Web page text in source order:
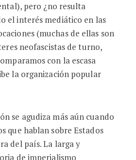
pero ¿no resulta
el interés mediático en las
(muchas de ellas son
neofascistas de turno,
con la escasa
la organización popular
se agudiza más aún cuando
que hablan sobre Estados
del país. La larga y
de imperialismo